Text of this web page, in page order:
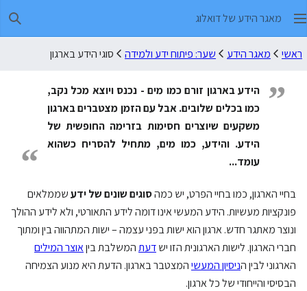
מאגר הידע של דואלוג
ראשי מאגר הידע שער: פיתוח ידע ולמידה סוגי הידע בארגון
”
הידע בארגון זורם כמו מים - נכנס ויוצא מכל נקב,
כמו בכלים שלובים. אבל עם הזמן מצטברים בארגון
משקעים שיוצרים חסימות בזרימה החופשית של
הידע. והידע, כמו מים, מתחיל להסריח כשהוא
עומד...
“
בחיי הארגון, כמו בחיי הפרט, יש כמהסוגים שונים של ידעשממלאים
פונקציות מעשיות. הידע המעשי אינו דומה לידע התאורטי, ולא לידע ההולך
ונוצר מאתגר חדש. ארגון הוא ישות בפני עצמה – ישות המתהווה בין ומתוך
חברי הארגון. לישות הארגונית הזו ישדעתהמשלבת ביןאוצר המילים
הארגוני לבין הניסיון המעשיהמצטבר בארגון. הדעת היא מנוע הצמיחה
הבסיסי והייחודי של כל ארגון.